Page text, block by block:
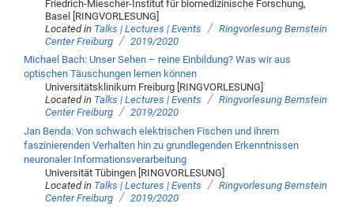
Friedrich-Miescher-Institut für biomedizinische Forschung,
Basel [RINGVORLESUNG]
Located in Talks | Lectures | Events / Ringvorlesung Bernstein
Center Freiburg / 2019/2020
Michael Bach: Unser Sehen – reine Einbildung? Was wir aus
optischen Täuschungen lernen können
Universitätsklinikum Freiburg [RINGVORLESUNG]
Located in Talks | Lectures | Events / Ringvorlesung Bernstein
Center Freiburg / 2019/2020
Jan Benda: Von schwach elektrischen Fischen und ihrem
faszinierenden Verhalten hin zu grundlegenden Erkenntnissen
neuronaler Informationsverarbeitung
Universität Tübingen [RINGVORLESUNG]
Located in Talks | Lectures | Events / Ringvorlesung Bernstein
Center Freiburg / 2019/2020